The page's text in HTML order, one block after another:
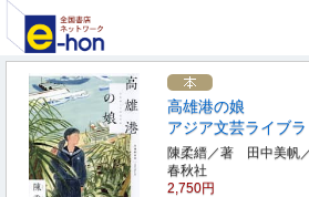
高雄港の娘
アジア文芸ライブ
陳柔縉／著 田中美帆
春秋社
2,750円